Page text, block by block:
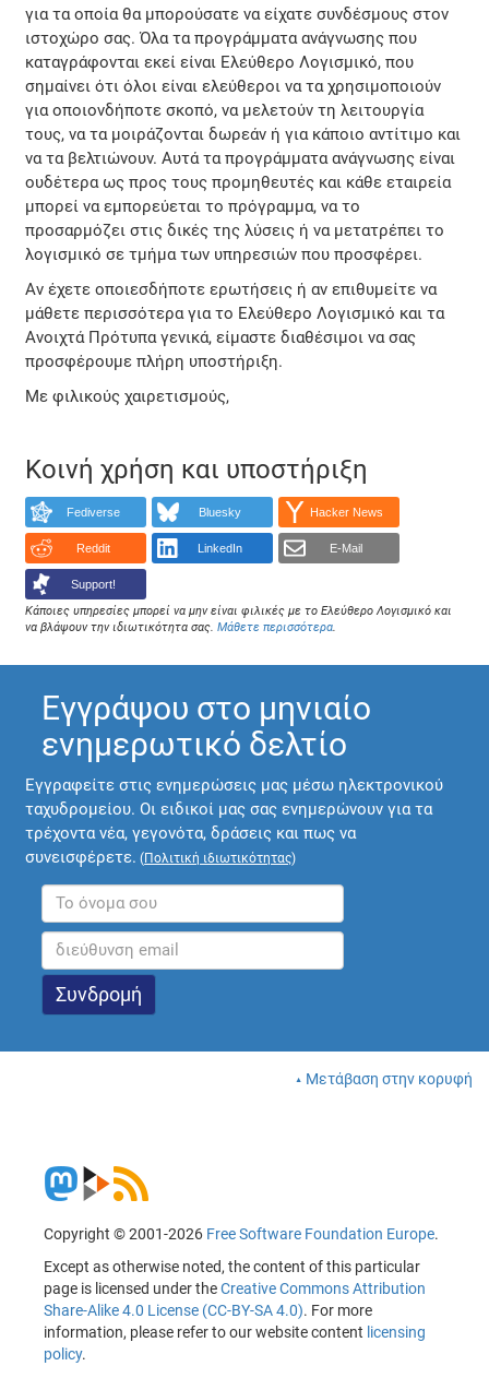
για τα οποία θα μπορούσατε να είχατε συνδέσμους στον
ιστοχώρο σας. Όλα τα προγράμματα ανάγνωσης που
καταγράφονται εκεί είναι Ελεύθερο Λογισμικό, που
σημαίνει ότι όλοι είναι ελεύθεροι να τα χρησιμοποιούν
για οποιονδήποτε σκοπό, να μελετούν τη λειτουργία
τους, να τα μοιράζονται δωρεάν ή για κάποιο αντίτιμο και
να τα βελτιώνουν. Αυτά τα προγράμματα ανάγνωσης είναι
ουδέτερα ως προς τους προμηθευτές και κάθε εταιρεία
μπορεί να εμπορεύεται το πρόγραμμα, να το
προσαρμόζει στις δικές της λύσεις ή να μετατρέπει το
λογισμικό σε τμήμα των υπηρεσιών που προσφέρει.
Αν έχετε οποιεσδήποτε ερωτήσεις ή αν επιθυμείτε να
μάθετε περισσότερα για το Ελεύθερο Λογισμικό και τα
Ανοιχτά Πρότυπα γενικά, είμαστε διαθέσιμοι να σας
προσφέρουμε πλήρη υποστήριξη.
Με φιλικούς χαιρετισμούς,
Κοινή χρήση και υποστήριξη
Fediverse Bluesky Hacker News
Reddit LinkedIn E-Mail
Support!
Κάποιες υπηρεσίες μπορεί να μην είναι φιλικές με το Ελεύθερο Λογισμικό και
να βλάψουν την ιδιωτικότητα σας.Μάθετε περισσότερα.
Εγγράψου στο μηνιαίο
ενημερωτικό δελτίο
Εγγραφείτε στις ενημερώσεις μας μέσω ηλεκτρονικού
ταχυδρομείου. Οι ειδικοί μας σας ενημερώνουν για τα
τρέχοντα νέα, γεγονότα, δράσεις και πως να
συνεισφέρετε. (Πολιτική ιδιωτικότητας)
Μετάβαση στην κορυφή
Copyright © 2001-2026 Free Software Foundation Europe.
Except as otherwise noted, the content of this particular
page is licensed under theCreative Commons Attribution
Share-Alike 4.0 License (CC-BY-SA 4.0). For more
information, please refer to our website content licensing
policy.